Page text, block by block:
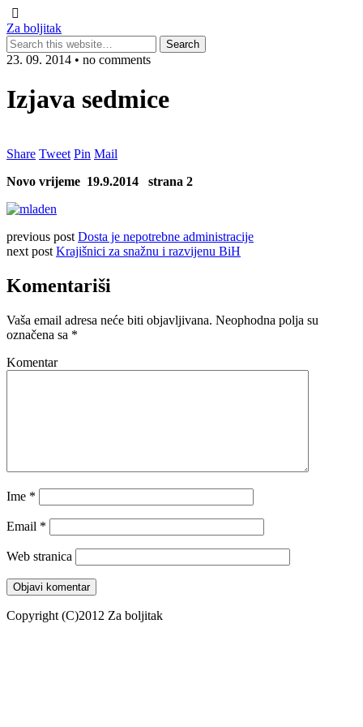
Za boljitak
23. 09. 2014 • no comments
Izjava sedmice
Share Tweet Pin Mail
Novo vrijeme 19.9.2014 strana 2
previous post Dosta je nepotrebne administracije
next post Krajišnici za snažnu i razvijenu BiH
Komentariši
Vaša email adresa neće biti objavljivana. Neophodna polja su
označena sa *
Komentar
Ime *
Email *
Web stranica
Copyright (C)2012 Za boljitak